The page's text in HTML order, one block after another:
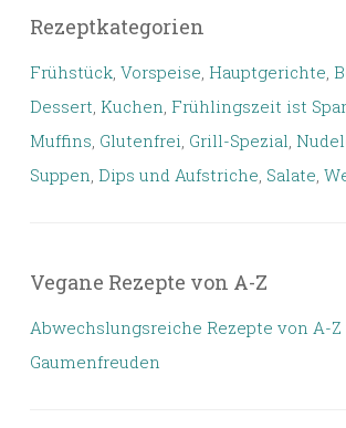
Rezeptkategorien
Frühstück, Vorspeise, Hauptgerichte,
Dessert, Kuchen, Frühlingszeit ist
Muffins, Glutenfrei, Grill-Spezial,
Suppen, Dips und Aufstriche, Salate,
Vegane Rezepte von A-Z
Abwechslungsreiche Rezepte von A-Z
Gaumenfreuden